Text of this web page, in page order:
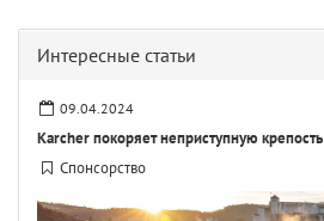
Интересные статьи
09.04.2024
Karcher покоряет неприступную крепость
Спонсорство